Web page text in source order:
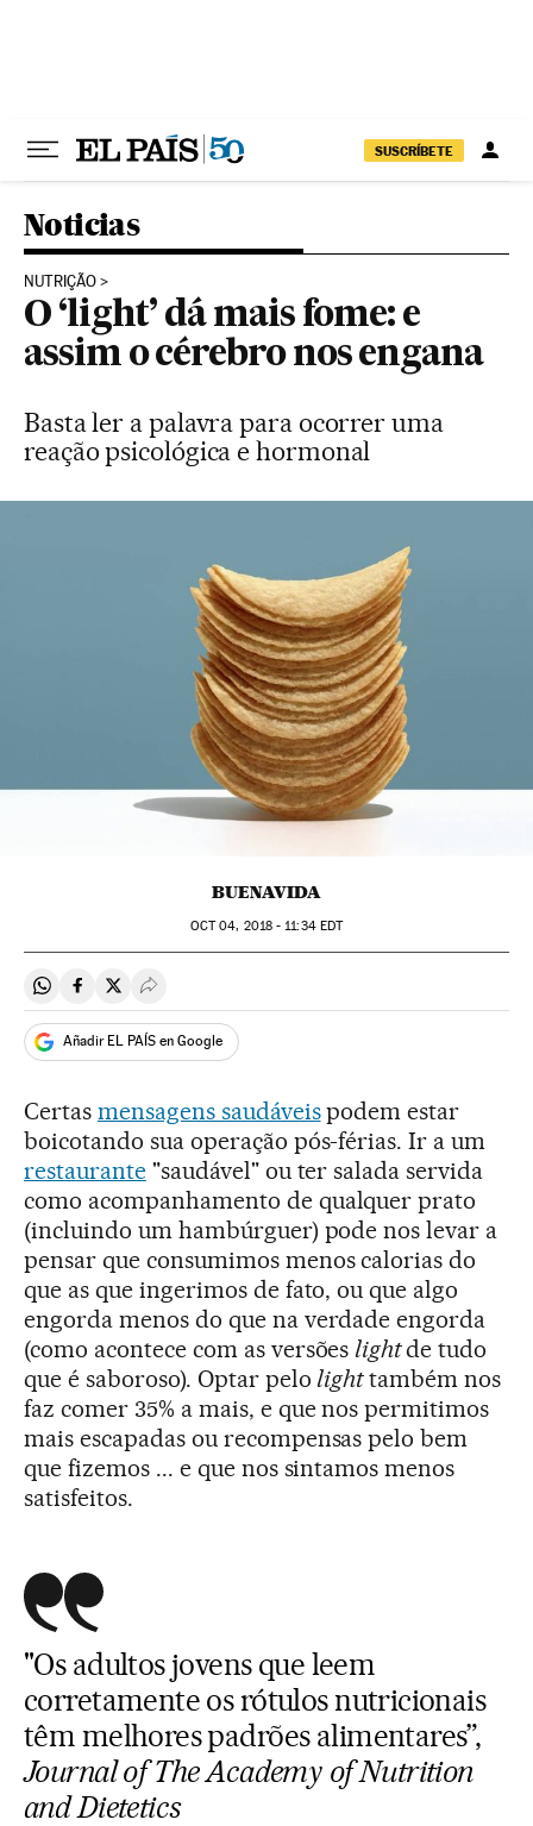
SUSCRÍBETE
Noticias
NUTRIÇÃO
O ‘light’ dá mais fome: e
assim o cérebro nos engana
Basta ler a palavra para ocorrer uma
reação psicológica e hormonal
BUENAVIDA
OCT04, 2018 - 11:34EDT
Compartir en Whatsapp
Compartir en Facebook
Compartir en Twitter
Desplegar Redes Sociales
Añadir EL PAÍS en Google
Certas mensagens saudáveispodem estar
boicotando sua operação pós-férias. Ir a um
restaurante"saudável" ou ter salada servida
como acompanhamento de qualquer prato
(incluindo um hambúrguer) pode nos levar a
pensar que consumimos menos calorias do
que as que ingerimos de fato, ou que algo
engorda menos do que na verdade engorda
(como acontece com as versões lightde tudo
que é saboroso). Optar pelo lighttambém nos
faz comer 35% a mais, e que nos permitimos
mais escapadas ou recompensas pelo bem
que fizemos ... e que nos sintamos menos
satisfeitos.
"Os adultos jovens que leem
corretamente os rótulos nutricionais
têm melhores padrões alimentares”,
Journal of The Academy of Nutrition
and Dietetics